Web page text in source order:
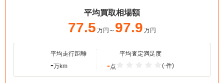
平均買取相場額
77.5 万円～ 97.9 万円
平均走行距離
-万km
平均査定満足度
-点 (-件)